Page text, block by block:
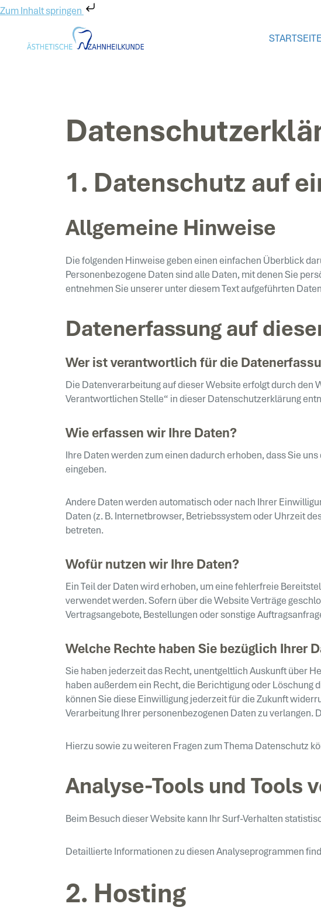
Zum Inhalt springen
STARTSEITE
1. Datenschutz auf
Allgemeine Hinweise
Die folgenden Hinweise geben einen einfachen Überblick
Personenbezogene Daten sind alle Daten, mit denen Sie
entnehmen Sie unserer unter diesem Text aufgeführten
Datenerfassung auf
Wer ist verantwortlich für die
Die Datenverarbeitung auf dieser Website erfolgt durch den
Verantwortlichen Stelle“ in dieser Datenschutzerklärung
Wie erfassen wir Ihre Daten?
Ihre Daten werden zum einen dadurch erhoben, dass Sie
eingeben.
Andere Daten werden automatisch oder nach Ihrer
Daten (z. B. Internetbrowser, Betriebssystem oder Uhrzeit
betreten.
Wofür nutzen wir Ihre Daten?
Ein Teil der Daten wird erhoben, um eine fehlerfreie
verwendet werden. Sofern über die Website Verträge
Vertragsangebote, Bestellungen oder sonstige
Welche Rechte haben Sie bezüglich Ihrer
Sie haben jederzeit das Recht, unentgeltlich Auskunft über
haben außerdem ein Recht, die Berichtigung oder
können Sie diese Einwilligung jederzeit für die Zukunft
Verarbeitung Ihrer personenbezogenen Daten zu
Hierzu sowie zu weiteren Fragen zum Thema Datenschutz
Analyse-Tools und Tools
Beim Besuch dieser Website kann Ihr Surf-Verhalten
Detaillierte Informationen zu diesen Analyseprogrammen
2. Hosting